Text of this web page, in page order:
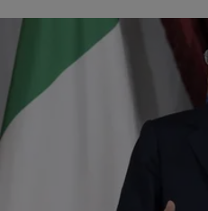
Vai
Riflessioni